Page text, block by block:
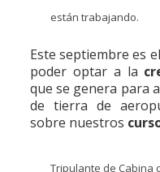
están trabajando.
Este septiembre es
poder optar a la
que se genera para
de tierra de
sobre nuestros
Tripulante de Cabina